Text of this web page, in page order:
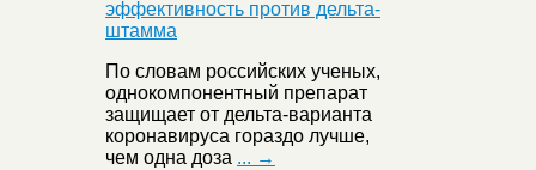
По словам российских ученых,
однокомпонентный препарат
защищает от дельта-варианта
коронавируса гораздо лучше,
чем одна доза ... →